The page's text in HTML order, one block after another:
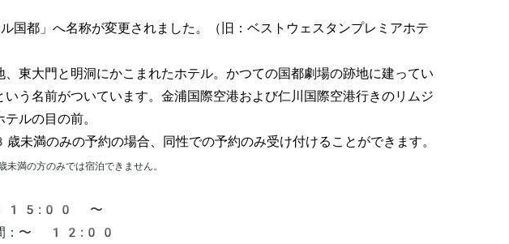
国都」へ名称が変更されました。（旧：ベストウェスタンプレミアホテ
、東大門と明洞にかこまれたホテル。かつての国都劇場の跡地に建ってい
いう名前がついています。金浦国際空港および仁川国際空港行きのリムジ
ルの目の前。
満のみの予約の場合、同性での予約のみ受け付けることができます。
未満の方のみでは宿泊できません。
15:00 〜
〜 12:00